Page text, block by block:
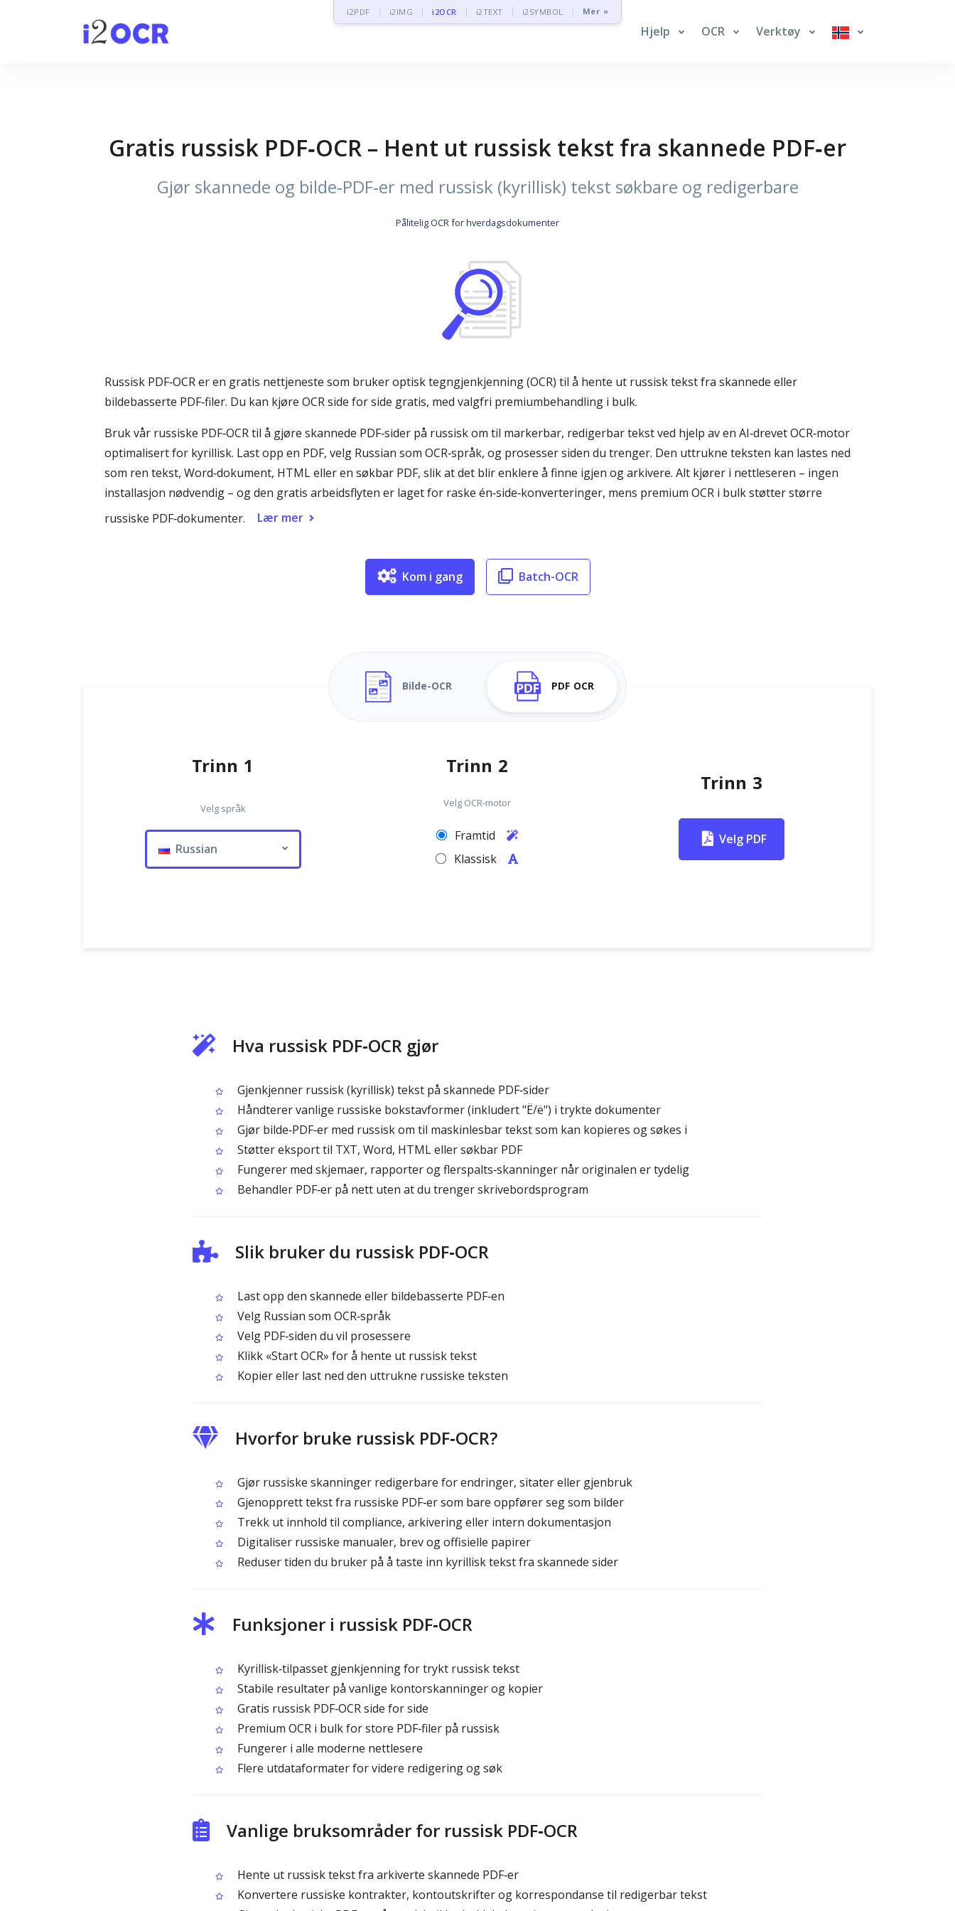
i2PDF i2IMG i2OCR i2TEXT i2SYMBOL Mer »
Hjelp OCR Verktøy
Gratis russisk PDF‑OCR – Hent ut russisk tekst fra skannede PDF‑er
Gjør skannede og bilde‑PDF‑er med russisk (kyrillisk) tekst søkbare og redigerbare
Pålitelig OCR for hverdagsdokumenter
Russisk PDF‑OCR er en gratis nettjeneste som bruker optisk tegngjenkjenning (OCR) til å hente ut russisk tekst fra skannede eller
bildebasserte PDF‑filer. Du kan kjøre OCR side for side gratis, med valgfri premiumbehandling i bulk.
Bruk vår russiske PDF‑OCR til å gjøre skannede PDF‑sider på russisk om til markerbar, redigerbar tekst ved hjelp av en AI‑drevet OCR‑motor
optimalisert for kyrillisk. Last opp en PDF, velg Russian som OCR‑språk, og prosesser siden du trenger. Den uttrukne teksten kan lastes ned
som ren tekst, Word‑dokument, HTML eller en søkbar PDF, slik at det blir enklere å finne igjen og arkivere. Alt kjører i nettleseren – ingen
installasjon nødvendig – og den gratis arbeidsflyten er laget for raske én‑side‑konverteringer, mens premium OCR i bulk støtter større
russiske PDF‑dokumenter.
Lær mer
Kom i gang Batch-OCR
Bilde-OCR PDF OCR
Trinn 1
Velg språk
Russian
Trinn 2
Velg OCR-motor
Framtid
Klassisk
Trinn 3
Velg PDF
Hva russisk PDF‑OCR gjør
Gjenkjenner russisk (kyrillisk) tekst på skannede PDF‑sider
Håndterer vanlige russiske bokstavformer (inkludert "Ё/ё") i trykte dokumenter
Gjør bilde‑PDF‑er med russisk om til maskinlesbar tekst som kan kopieres og søkes i
Støtter eksport til TXT, Word, HTML eller søkbar PDF
Fungerer med skjemaer, rapporter og flerspalts‑skanninger når originalen er tydelig
Behandler PDF‑er på nett uten at du trenger skrivebordsprogram
Slik bruker du russisk PDF‑OCR
Last opp den skannede eller bildebasserte PDF‑en
Velg Russian som OCR‑språk
Velg PDF‑siden du vil prosessere
Klikk «Start OCR» for å hente ut russisk tekst
Kopier eller last ned den uttrukne russiske teksten
Hvorfor bruke russisk PDF‑OCR?
Gjør russiske skanninger redigerbare for endringer, sitater eller gjenbruk
Gjenopprett tekst fra russiske PDF‑er som bare oppfører seg som bilder
Trekk ut innhold til compliance, arkivering eller intern dokumentasjon
Digitaliser russiske manualer, brev og offisielle papirer
Reduser tiden du bruker på å taste inn kyrillisk tekst fra skannede sider
Funksjoner i russisk PDF‑OCR
Kyrillisk‑tilpasset gjenkjenning for trykt russisk tekst
Stabile resultater på vanlige kontorskanninger og kopier
Gratis russisk PDF‑OCR side for side
Premium OCR i bulk for store PDF‑filer på russisk
Fungerer i alle moderne nettlesere
Flere utdataformater for videre redigering og søk
Vanlige bruksområder for russisk PDF‑OCR
Hente ut russisk tekst fra arkiverte skannede PDF‑er
Konvertere russiske kontrakter, kontoutskrifter og korrespondanse til redigerbar tekst